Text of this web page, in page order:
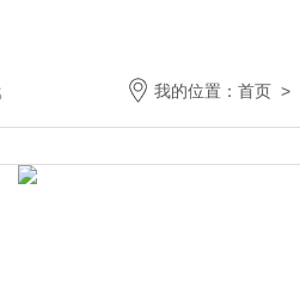
我的位置： 首页 >